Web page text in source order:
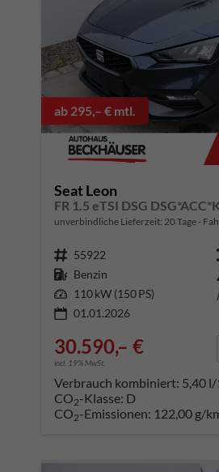
ab 295,– € mtl.
Seat Leon
unverbindliche Lieferzeit: 20 Tage
Fahrzeugnummer 55922
Kraftstoff Benzin
Leistung 110 kW (150 PS)
01.01.2026
30.590,– €
incl. 19% MwSt.
Verbrauch kombiniert: 5,40
CO2-Klasse: D
CO2-Emissionen: 122,00 g/